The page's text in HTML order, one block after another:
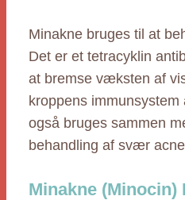
Minakne bruges til at
Det er et tetracyklin
at bremse væksten af
kroppens
også bruges sammen
behandling af svær
Minakne (Minocin)